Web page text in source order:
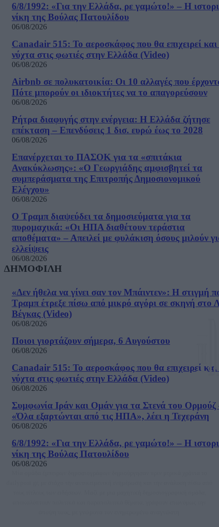
6/8/1992: «Για την Ελλάδα, ρε γαμώτο!» – Η
νίκη της Βούλας Πατουλίδου
06/08/2026
Canadair 515: Το αεροσκάφος που θα επιχειρεί
νύχτα στις φωτιές στην Ελλάδα (Video)
06/08/2026
Airbnb σε πολυκατοικία: Οι 10 αλλαγές που
Πότε μπορούν οι ιδιοκτήτες να το απαγορεύσουν
06/08/2026
Ρήτρα διαφυγής στην ενέργεια: Η Ελλάδα ζήτησε
επέκταση – Επενδύσεις 1 δισ. ευρώ έως το 2028
06/08/2026
Επανέρχεται το ΠΑΣΟΚ για τα «σπιτάκια
Ανακύκλωσης»: «Ο Γεωργιάδης αμφισβητεί τα
συμπεράσματα της Επιτροπής Δημοσιονομικού
Ελέγχου»
06/08/2026
Ο Τραμπ διαψεύδει τα δημοσιεύματα για τα
πυρομαχικά: «Οι ΗΠΑ διαθέτουν τεράστια
αποθέματα» – Απειλεί με φυλάκιση όσους μιλούν
ελλείψεις
06/08/2026
ΔΗΜΟΦΙΛΗ
«Δεν ήθελα να γίνει σαν τον Μπάιντεν»: Η στιγμή
Τραμπ έτρεξε πίσω από μικρό αγόρι σε σκηνή στο
Βέγκας (Video)
06/08/2026
Ποιοι γιορτάζουν σήμερα, 6 Αυγούστου
06/08/2026
Canadair 515: Το αεροσκάφος που θα επιχειρεί
νύχτα στις φωτιές στην Ελλάδα (Video)
06/08/2026
Συμφωνία Ιράν και Ομάν για τα Στενά του Ορμούζ
«Όλα εξαρτώνται από τις ΗΠΑ», λέει η Τεχεράνη
06/08/2026
6/8/1992: «Για την Ελλάδα, ρε γαμώτο!» – Η
νίκη της Βούλας Πατουλίδου
06/08/2026